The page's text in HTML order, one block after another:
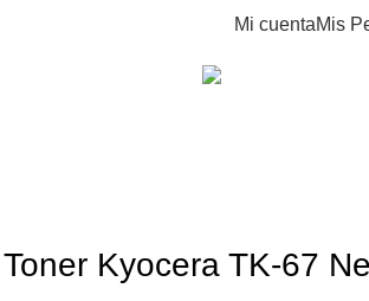
Mi cuentaMis
Toner Kyocera TK-67